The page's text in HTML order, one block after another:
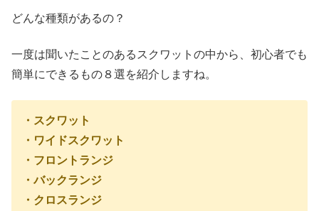
どんな種類があるの？
一度は聞いたことのあるスクワットの中から、初心者でも
簡単にできるもの８選を紹介しますね。
・スクワット
・ワイドスクワット
・フロントランジ
・バックランジ
・クロスランジ